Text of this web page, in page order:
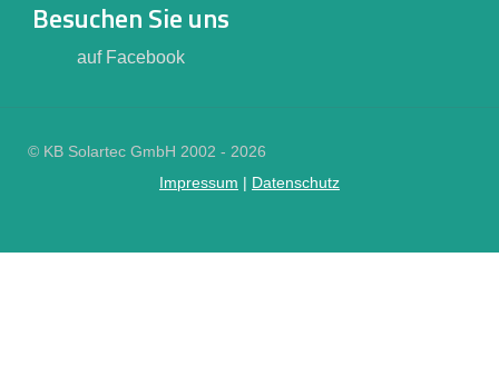
Besuchen Sie uns
auf Facebook
© KB Solartec GmbH 2002 - 2026
Impressum | Datenschutz